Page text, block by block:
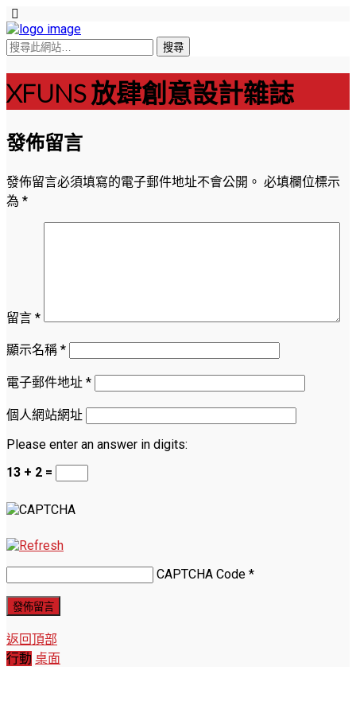
XFUNS 放肆創意設計雜誌
發佈留言
發佈留言必須填寫的電子郵件地址不會公開。 必填欄位標示
為 *
留言 *
顯示名稱 *
電子郵件地址 *
個人網站網址
Please enter an answer in digits:
13 + 2 =
CAPTCHA Code *
返回頂部
行動 桌面